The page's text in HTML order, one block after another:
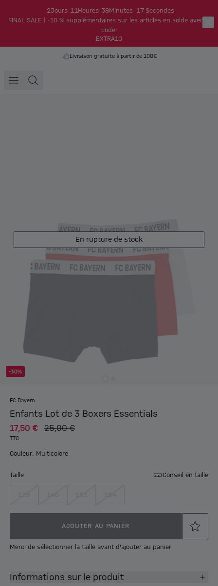
2Jours 11Heures 38Minutes 17 Secondes
FINAL SALE | -10 % supplémentaires sur les articles en solde avec le
code:
EXTRA10
Livraison gratuite à partir de 100€
-30%
En rupture de stock
FC Bayern
Enfants Lot de 3 Boxers Essentials
17,50 € 25,00 €
TTC
Couleur: Multicolore
Taille Conseil en taille
AJOUTER AU PANIER
Merci de sélectionner la taille avant d'ajouter au panier
Informations sur le produit